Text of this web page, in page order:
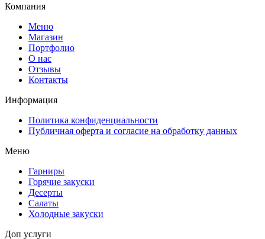
Компания
Меню
Магазин
Портфолио
О нас
Отзывы
Контакты
Информация
Политика конфиденциальности
Публичная оферта и согласие на обработку данных
Меню
Гарниры
Горячие закуски
Десерты
Салаты
Холодные закуски
Доп услуги